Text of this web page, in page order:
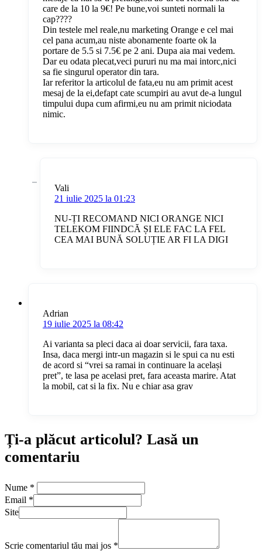
care de la 10 la 9€! Pe bune,voi sunteti normali la
cap????
Din testele mel reale,nu marketing Orange e cel mai
cel pana acum,au niste abonamente foarte ok la
portare de 5.5 si 7.5€ pe 2 ani. Dupa aia mai vedem.
Dar eu odata plecat,veci pururi nu ma mai intorc,nici
sa fie singurul operator din tara.
Iar referitor la articolul de fata,eu nu am primit acest
mesaj de la ei,defapt cate scumpiri au avut de-a lungul
timpului dupa cum afirmi,eu nu am primit niciodata
nimic.
Vali
21 iulie 2025 la 01:23
NU-ȚI RECOMAND NICI ORANGE NICI
TELEKOM FIINDCĂ ȘI ELE FAC LA FEL
CEA MAI BUNĂ SOLUȚIE AR FI LA DIGI
Adrian
19 iulie 2025 la 08:42
Ai varianta sa pleci daca ai doar servicii, fara taxa.
Insa, daca mergi intr-un magazin si le spui ca nu esti
de acord si “vrei sa ramai in continuare la același
pret”, te lasa pe acelasi pret, fara aceasta marire. Atat
la mobil, cat si la fix. Nu e chiar asa grav
Ți-a plăcut articolul? Lasă un
comentariu
Nume *
Email *
Site
Scrie comentariul tău mai jos *